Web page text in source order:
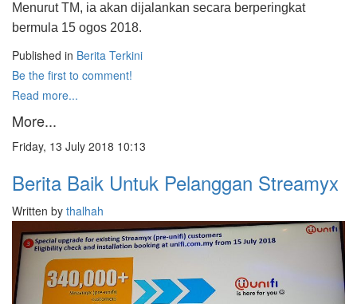
Menurut TM, ia akan dijalankan secara berperingkat
bermula 15 ogos 2018.
Published in Berita Terkini
Be the first to comment!
Read more...
More...
Friday, 13 July 2018 10:13
Berita Baik Untuk Pelanggan Streamyx
Written by thalhah